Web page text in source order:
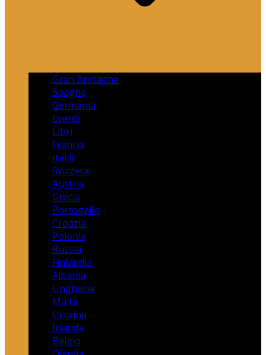
Gran Bretagna
Spagna
Germania
Eventi
Libri
Francia
Italia
Svizzera
Austria
Grecia
Portogallo
Croazia
Polonia
Russia
Finlandia
Albania
Ungheria
Malta
Ucraina
Irlanda
Belgio